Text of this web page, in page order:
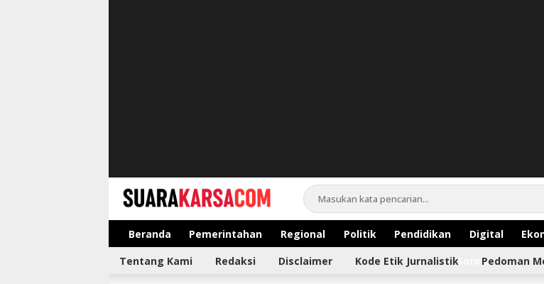
suarakarsa.com
Informasi terpercaya
Beranda Pemerintahan Regional Politik Pendidikan Digital
Sorotan
Tentang Kami Redaksi Disclaimer Kode Etik Jurnalistik Pedoman